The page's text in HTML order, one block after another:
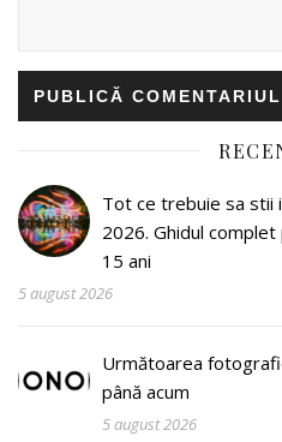
Tot ce trebuie sa stii
2026. Ghidul
15 ani
5 august 2026
Următoarea
până acum
5 august 2026